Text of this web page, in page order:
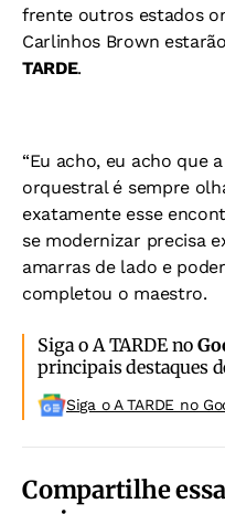
frente outros estados
Carlinhos Brown
TARDE.
“Eu acho, eu acho que
orquestral é sempre
exatamente esse
se modernizar precisa
amarras de lado e
completou o maestro.
Siga o A TARDE no
principais destaques
Siga o A TARDE no
Compartilhe